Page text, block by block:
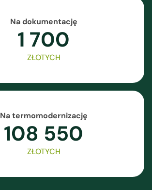
Na dokumentację
1 700
ZŁOTYCH
Na termomodernizację
108 550
ZŁOTYCH